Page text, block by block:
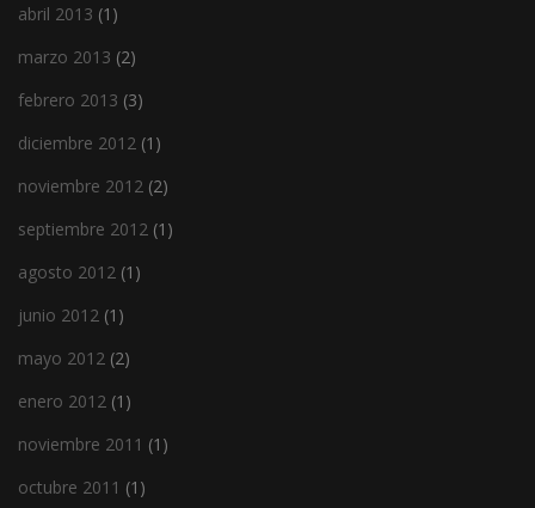
abril 2013 (1)
marzo 2013 (2)
febrero 2013 (3)
diciembre 2012 (1)
noviembre 2012 (2)
septiembre 2012 (1)
agosto 2012 (1)
junio 2012 (1)
mayo 2012 (2)
enero 2012 (1)
noviembre 2011 (1)
octubre 2011 (1)